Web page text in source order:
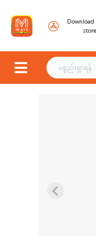
Download
store